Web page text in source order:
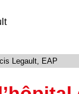
Legault, EAP